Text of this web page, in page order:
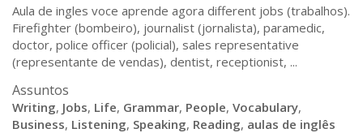
Aula de ingles voce aprende agora different jobs (trabalhos).
Firefighter (bombeiro), journalist (jornalista), paramedic,
doctor, police officer (policial), sales representative
(representante de vendas), dentist, receptionist, ...
Assuntos
Writing, Jobs, Life, Grammar, People, Vocabulary,
Business, Listening, Speaking, Reading, aulas de inglês